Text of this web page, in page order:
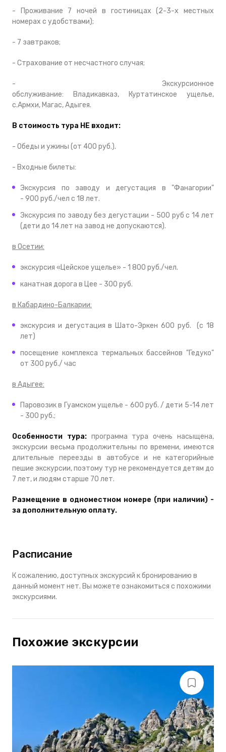
- Проживание 7 ночей в гостиницах (2-3-х местных
номерах с удобствами);
- 7 завтраков;
- Страхование от несчастного случая;
- Экскурсионное
обслуживание: Владикавказ, Куртатинское ущелье,
с.Армхи, Магас, Адыгея.
В стоимость тура НЕ входит:
- Обеды и ужины (от 400 руб.).
- Входные билеты:
Экскурсия по заводу и дегустация в "Фанагории"
- 900 руб./чел с 18 лет.
Экскурсия по заводу без дегустации - 500 руб с 14 лет
(дети до 14 лет на завод не допускаются).
в Осетии:
экскурсия «Цейское ущелье» - 1 800 руб./чел.
канатная дорога в Цее - 300 руб.
в Кабардино-Балкарии:
экскурсия и дегустация в Шато-Эркен 600 руб. (с 18
лет)
посещение комплекса термальных бассейнов "Гедуко"
от 300 руб./ час
в Адыгее:
Паровозик в Гуамском ущелье - 600 руб. / дети 5-14 лет
- 300 руб.;
Особенности тура: программа тура очень насыщена,
экскурсии весьма продолжительны по времени, имеются
длительные переезды в автобусе и не категорийные
пешие экскурсии, поэтому тур не рекомендуется детям до
7 лет, и людям старше 70 лет.
Размещение в одноместном номере (при наличии) -
за дополнительную оплату.
Расписание
К сожалению, доступных экскурсий к бронированию в
данный момент нет. Вы можете ознакомиться с похожими
экскурсиями.
Похожие экскурсии